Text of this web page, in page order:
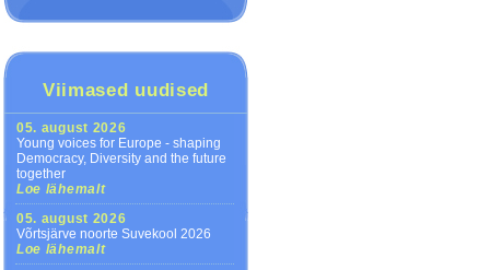
Viimased uudised
05. august 2026
Young voices for Europe - shaping
Democracy, Diversity and the future
together
Loe lähemalt
05. august 2026
Võrtsjärve noorte Suvekool 2026
Loe lähemalt